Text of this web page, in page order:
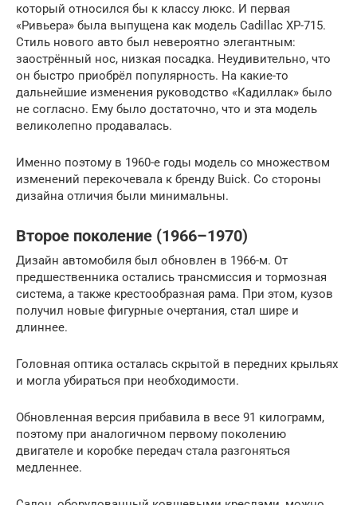
который относился бы к классу люкс. И первая
«Ривьера» была выпущена как модель Cadillac XP-715.
Стиль нового авто был невероятно элегантным:
заострённый нос, низкая посадка. Неудивительно, что
он быстро приобрёл популярность. На какие-то
дальнейшие изменения руководство «Кадиллак» было
не согласно. Ему было достаточно, что и эта модель
великолепно продавалась.
Именно поэтому в 1960-е годы модель со множеством
изменений перекочевала к бренду Buick. Со стороны
дизайна отличия были минимальны.
Второе поколение (1966–1970)
Дизайн автомобиля был обновлен в 1966-м. От
предшественника остались трансмиссия и тормозная
система, а также крестообразная рама. При этом, кузов
получил новые фигурные очертания, стал шире и
длиннее.
Головная оптика осталась скрытой в передних крыльях
и могла убираться при необходимости.
Обновленная версия прибавила в весе 91 килограмм,
поэтому при аналогичном первому поколению
двигателе и коробке передач стала разгоняться
медленнее.